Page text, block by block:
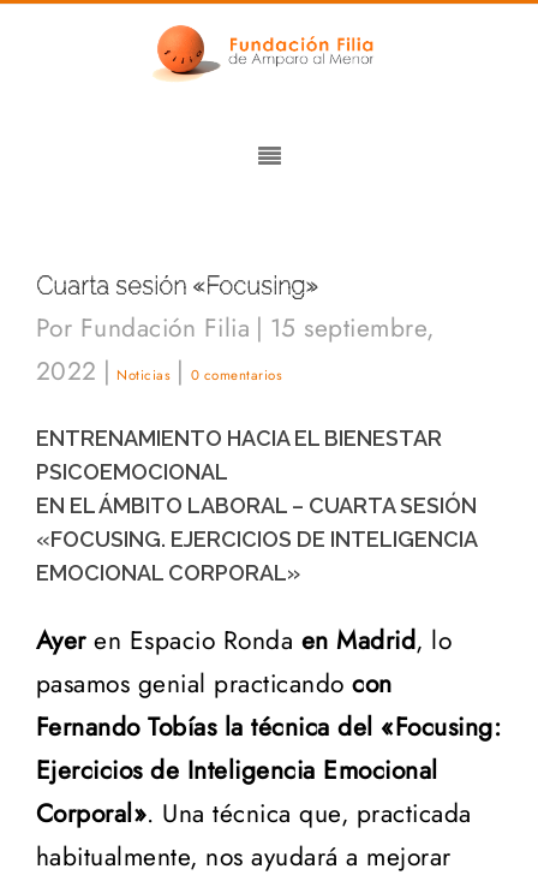
Cuarta sesión «Focusing»
Por Fundación Filia | 15 septiembre,
2022 | Noticias | 0 comentarios
ENTRENAMIENTO HACIA EL BIENESTAR
PSICOEMOCIONAL
EN EL ÁMBITO LABORAL – CUARTA SESIÓN
«FOCUSING. EJERCICIOS DE INTELIGENCIA
EMOCIONAL CORPORAL»
Ayeren Espacio Ronda en Madrid, lo
pasamos genial practicandocon
Fernando Tobías la técnica del «Focusing:
Ejercicios de Inteligencia Emocional
Corporal». Una técnica que, practicada
habitualmente, nos ayudará a mejorar